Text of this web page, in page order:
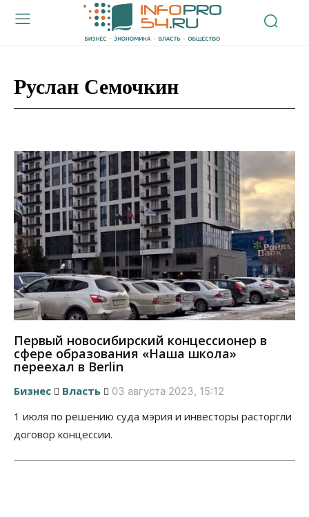
Руслан Семочкин
Первый новосибирский концессионер в
сфере образования «Наша школа»
переехал в Berlin
Бизнес Власть 03 августа 2023, 15:12
1 июля по решению суда мэрия и инвесторы расторгли
договор концессии.